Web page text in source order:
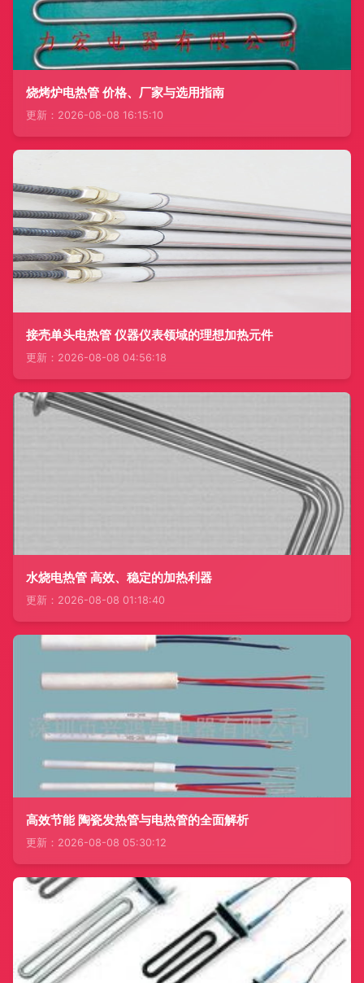
烧烤炉电热管 价格、厂家与选用指南
更新：2026-08-08 16:15:10
接壳单头电热管 仪器仪表领域的理想加热元件
更新：2026-08-08 04:56:18
水烧电热管 高效、稳定的加热利器
更新：2026-08-08 01:18:40
高效节能 陶瓷发热管与电热管的全面解析
更新：2026-08-08 05:30:12